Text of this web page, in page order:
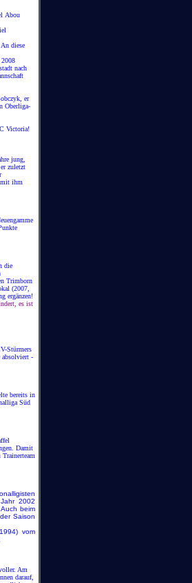
Abou
diese
2008
nach
er
Oberliga-
Victoria!
jung,
zuletzt
mit ihm
die
Trimborn
(2007,
ergänzen!
es ist
Stürmers
absolviert -
bereits in
Süd
Damit
2002
beim
Saison
vom
Am
darauf,